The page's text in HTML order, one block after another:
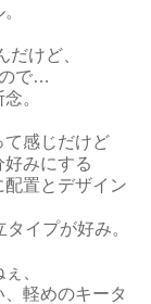
けど、
で…
。
て感じだけど
みにする
置とデザイン
イプが好み。
、
軽めのキータ